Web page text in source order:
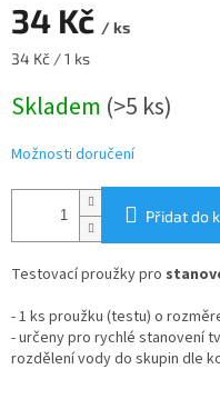
34 Kč / ks
Měrná
34 Kč / 1 ks
Skladem (>5 ks)
Možnosti doručení
Přidat do
Testovací proužky pro
- 1 ks proužku (testu) o
- určeny pro rychlé stanovení
rozdělení vody do skupin dle